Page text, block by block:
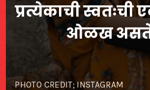
PHOTO CREDIT; INSTAGRAM
प्रत्येकाची
ओळख